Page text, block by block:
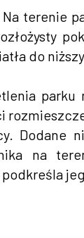
terenie
do
Dodane
na